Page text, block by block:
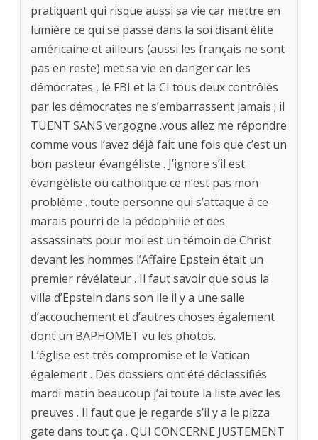
pratiquant qui risque aussi sa vie car mettre en
lumière ce qui se passe dans la soi disant élite
américaine et ailleurs (aussi les français ne sont
pas en reste) met sa vie en danger car les
démocrates , le FBI et la CI tous deux contrôlés
par les démocrates ne s’embarrassent jamais ; il
TUENT SANS vergogne .vous allez me répondre
comme vous l’avez déjà fait une fois que c’est un
bon pasteur évangéliste . J’ignore s’il est
évangéliste ou catholique ce n’est pas mon
problème . toute personne qui s’attaque à ce
marais pourri de la pédophilie et des
assassinats pour moi est un témoin de Christ
devant les hommes l’Affaire Epstein était un
premier révélateur . Il faut savoir que sous la
villa d’Epstein dans son ile il y a une salle
d’accouchement et d’autres choses également
dont un BAPHOMET vu les photos.
L’église est très compromise et le Vatican
également . Des dossiers ont été déclassifiés
mardi matin beaucoup j’ai toute la liste avec les
preuves . Il faut que je regarde s’il y a le pizza
gate dans tout ça . QUI CONCERNE JUSTEMENT